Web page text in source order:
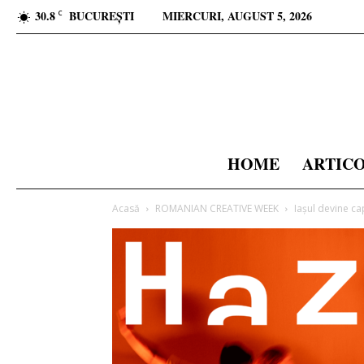
30.8 C BUCUREȘTI MIERCURI, AUGUST 5, 2026
HOME
Acasă ROMANIAN CREATIVE WEEK Iașul devine